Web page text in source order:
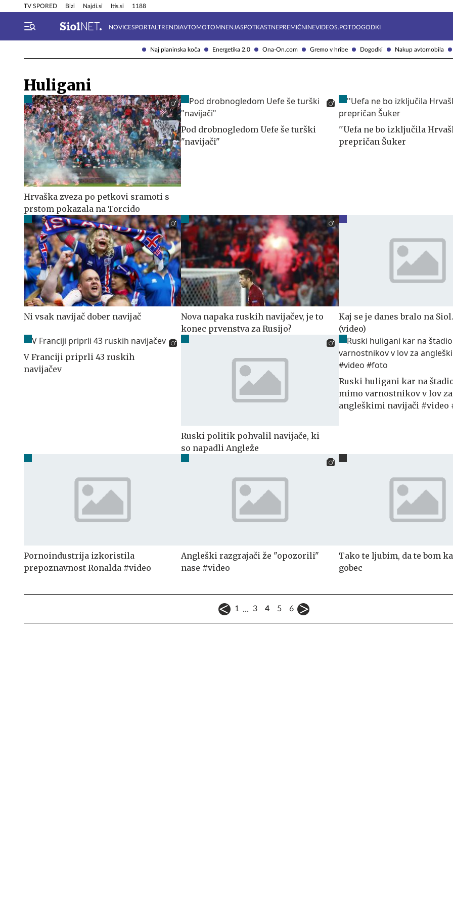
Naj planinska koča Energetika 2.0 Ona-On.com Gremo v hribe Dogodki Nakup avtomobila
TV SPORED Bizi Najdi.si Itis.si 1188
NOVICESPORTAL TRENDIAVTOMOTOMNENJASPOTKASTNEPREMIČNINEVIDEOS.POTDOGODKI
Info in obvestila Tehnik
Huligani
Hrvaška zveza po petkovi sramoti s
prstom pokazala na Torcido
Pod drobnogledom Uefe še turški
"navijači"
''Uefa ne bo izključila
prepričan Šuker
Ni vsak navijač dober navijač
Nova napaka ruskih navijačev, je to
konec prvenstva za Rusijo?
Kaj se je danes bralo na
(video)
V Franciji priprli 43 ruskih
navijačev
Ruski politik pohvalil navijače, ki
so napadli Angleže
Ruski huligani kar na
mimo varnostnikov v lov za
angleškimi navijači #video
Pornoindustrija izkoristila
prepoznavnost Ronalda #video
Angleški razgrajači že "opozorili"
nase #video
Tako te ljubim, da te bom
gobec
1 ... 3 4 5 6